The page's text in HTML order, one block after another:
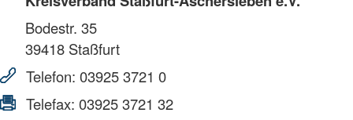
Bodestr. 35
39418 Staßfurt
Telefon: 03925 3721 0
Telefax: 03925 3721 32